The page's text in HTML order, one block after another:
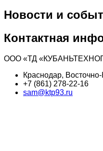
Новости и
Контактная
ООО «ТД
Краснодар,
+7 (861) 278-22-16
sam@ktp93.ru